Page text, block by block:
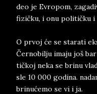
deo je Evro­pom,
fizičku, i onu po­li­tičku i
O pr­voj će se sta­ra­ti
Černo­bil­ju ima­ju još
tičkoj neka se bri­nu
sle 10 000 go­di­na.
bri­nućemo se vi i ja.